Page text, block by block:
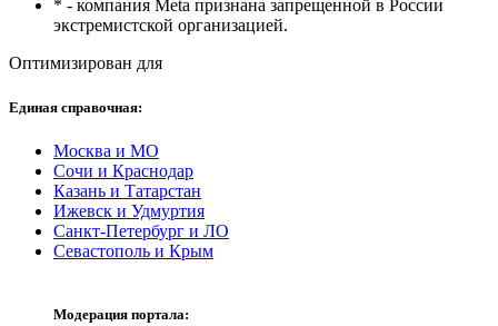
* - компания Meta признана запрещенной в России
экстремистской организацией.
Оптимизирован для
Единая справочная:
Москва и МО
Сочи и Краснодар
Казань и Татарстан
Ижевск и Удмуртия
Санкт-Петербург и ЛО
Севастополь и Крым
Модерация портала: